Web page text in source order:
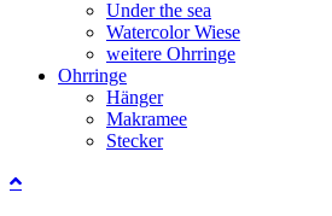
Under the sea
Watercolor Wiese
weitere Ohrringe
Ohrringe
Hänger
Makramee
Stecker